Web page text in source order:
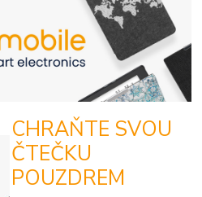
CHRAŇTE SVOU
ČTEČKU
POUZDREM